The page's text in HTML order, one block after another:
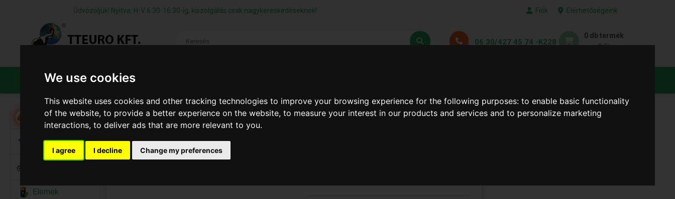
We use cookies
This website uses cookies and other tracking technologies to improve your browsing experience for the following purposes:to enable basic functionality
of the website,to provide a better experience on the website,to measure your interest in our products and services and to personalize marketing
interactions,to deliver ads that are more relevant to you.
I agree I decline Change my preferences
Üdvözöljük! Nyitva: H-V 6:30-16:30-ig, kiszolgálás csak nagykereskedéseknek! Fiók Elérhetőségeink
06 30/427 45 74 -K228
0 db termék
0 Ft
TERMÉKEK
Akció
Alkalmi Kellékek
Elemek